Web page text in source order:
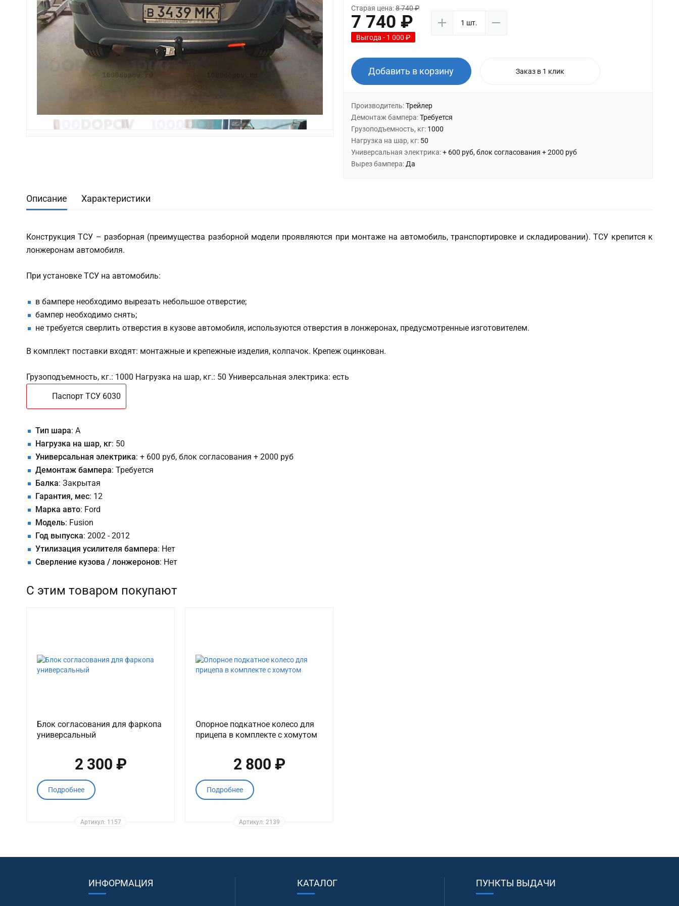
Старая цена:8 740 ₽
7 740 ₽
Выгода - 1 000 ₽
Добавить в корзину Заказ в 1 клик
Производитель:Трейлер
Демонтаж бампера:Требуется
Грузоподъемность, кг: 1000
Нагрузка на шар, кг: 50
Универсальная электрика:+ 600 руб, блок согласования + 2000 руб
Вырез бампера: Да
Описание Характеристики
Конструкция ТСУ – разборная (преимущества разборной модели проявляются при монтаже на автомобиль, транспортировке и складировании). ТСУ крепится к
лонжеронам автомобиля.
При установке ТСУ на автомобиль:
в бампере необходимо вырезать небольшое отверстие;
бампер необходимо снять;
не требуется сверлить отверстия в кузове автомобиля, используются отверстия в лонжеронах, предусмотренные изготовителем.
В комплект поставки входят: монтажные и крепежные изделия, колпачок. Крепеж оцинкован.
Грузоподъемность, кг.: 1000 Нагрузка на шар, кг.: 50 Универсальная электрика: есть
Паспорт ТСУ 6030
Тип шара: A
Нагрузка на шар, кг: 50
Универсальная электрика: + 600 руб, блок согласования + 2000 руб
Демонтаж бампера: Требуется
Балка: Закрытая
Гарантия, мес: 12
Марка авто: Ford
Модель: Fusion
Год выпуска: 2002 - 2012
Утилизация усилителя бампера: Нет
Сверление кузова / лонжеронов: Нет
С этим товаром покупают
Блок согласования для фаркопа
универсальный
2 300 ₽
Подробнее
Артикул: 1157
Опорное подкатное колесо для
прицепа в комплекте с хомутом
2 800 ₽
Подробнее
Артикул: 2139
ИНФОРМАЦИЯ КАТАЛОГ ПУНКТЫ ВЫДАЧИ